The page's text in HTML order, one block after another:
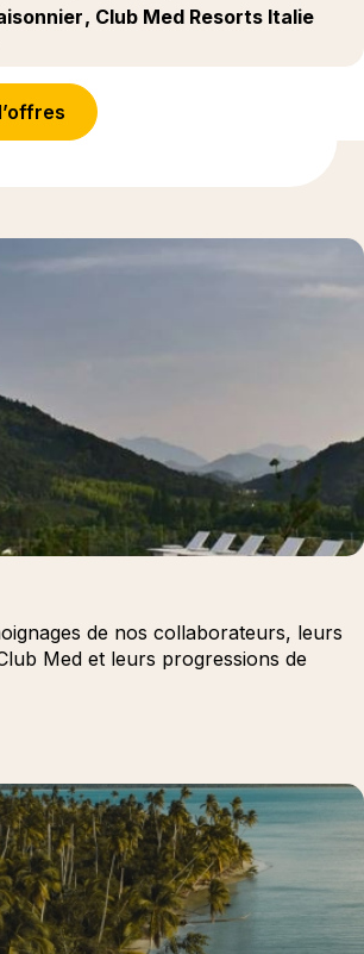
, Club Med Resorts Italie
de nos collaborateurs, leurs
Med et leurs progressions de